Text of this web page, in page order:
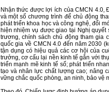
Nhận thức được lợi ích của CMCN
và một số chương trình để chủ động
phát triển khoa học và công nghệ, đổi
hiện nhiệm vụ được giao tại Nghị quyết
trương, chính sách chủ động tham gia
quốc gia về CMCN 4.0 đến năm 2030
tận dụng có hiệu quả các cơ hội của
trưởng, cơ cấu lại nền kinh tế gắn với
triển mạnh mẽ kinh tế số; phát triển
tạo và nhân lực chất lượng cao; nâng
vững chắc quốc phòng, an ninh, bảo vệ